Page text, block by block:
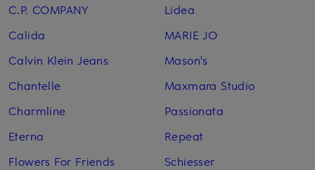
C.P. COMPANY
Calida
Calvin Klein Jeans
Chantelle
Charmline
Eterna
Flowers For Friends
Lidea
MARIE JO
Mason's
Maxmara Studio
Passionata
Repeat
Schiesser